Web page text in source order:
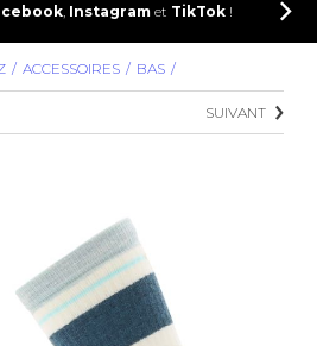
, Instagram et TikTok!
ACCESSOIRES BAS
SUIVANT